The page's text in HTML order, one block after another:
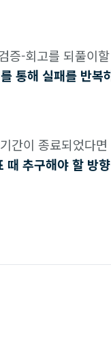
-회고를 되풀이
통해 실패를 반
간이 종료되었다
추구해야 할 방